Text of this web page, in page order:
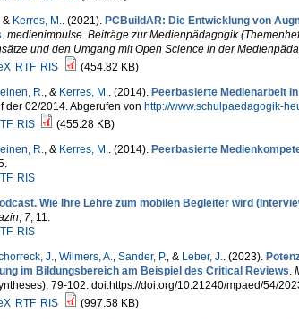
& Kerres, M.. (2021). PCBuildAR: Die Entwicklung von
. medienimpulse. Beiträge zur Medienpädagogik
und den Umgang mit Open Science in der
RTF RIS
(454.82 KB)
R., & Kerres, M.. (2014). Peerbasierte Medienarbeit
der 02/2014. Abgerufen von http://www.schulpaedagogik-
RIS
(455.28 KB)
R., & Kerres, M.. (2014). Peerbasierte
RIS
Wie Ihre Lehre zum mobilen Begleiter wird
, 7, 11.
RIS
J., Wilmers, A., Sander, P., & Leber, J.. (2023).
im Bildungsbereich am Beispiel des Critical Reviews.
79-102. doi:https://doi.org/10.21240/mpaed/54/
RTF RIS
(997.58 KB)